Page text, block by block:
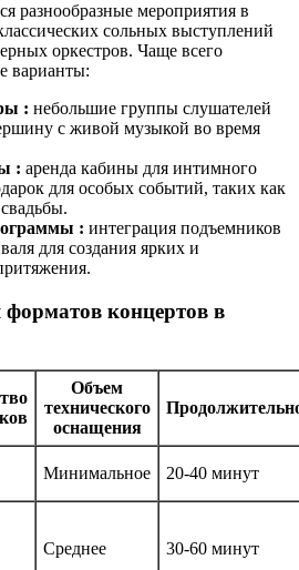
разнообразные мероприятия в
сольных выступлений
оркестров. Чаще всего
варианты:
: небольшие группы слушателей
с живой музыкой во время
: аренда кабины для интимного
для особых событий, таких как
: интеграция подъемников
для создания ярких и
концертов в
Объем
технического
оснащения
Минимальное 20-40 минут
Среднее 30-60 минут